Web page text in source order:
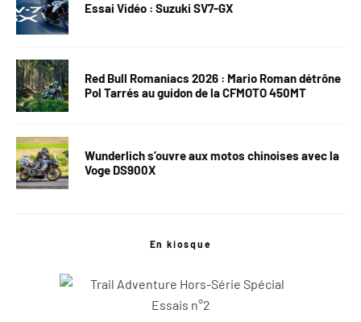
Essai Vidéo : Suzuki SV7-GX
Red Bull Romaniacs 2026 : Mario Roman détrône
Pol Tarrés au guidon de la CFMOTO 450MT
Wunderlich s’ouvre aux motos chinoises avec la
Voge DS900X
En kiosque